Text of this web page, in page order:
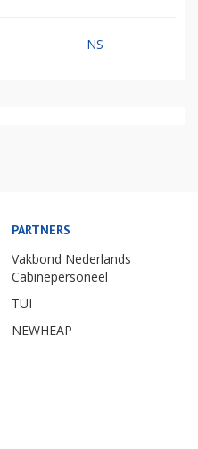
NS
PARTNERS
Vakbond Nederlands
Cabinepersoneel
TUI
NEWHEAP